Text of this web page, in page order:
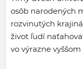
osôb narodených
rozvinutých
život ľudí
vo výrazne